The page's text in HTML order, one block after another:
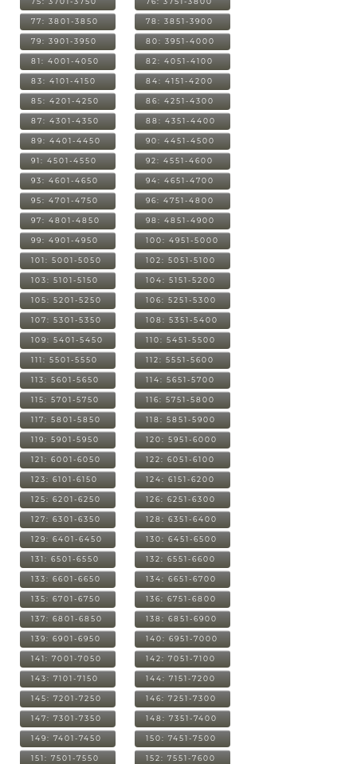
77: 3801-3850 78: 3851-3900
79: 3901-3950 80: 3951-4000
81: 4001-4050 82: 4051-4100
83: 4101-4150 84: 4151-4200
85: 4201-4250 86: 4251-4300
87: 4301-4350 88: 4351-4400
89: 4401-4450 90: 4451-4500
91: 4501-4550 92: 4551-4600
93: 4601-4650 94: 4651-4700
95: 4701-4750 96: 4751-4800
97: 4801-4850 98: 4851-4900
99: 4901-4950 100: 4951-5000
101: 5001-5050 102: 5051-5100
103: 5101-5150 104: 5151-5200
105: 5201-5250 106: 5251-5300
107: 5301-5350 108: 5351-5400
109: 5401-5450 110: 5451-5500
111: 5501-5550 112: 5551-5600
113: 5601-5650 114: 5651-5700
115: 5701-5750 116: 5751-5800
117: 5801-5850 118: 5851-5900
119: 5901-5950 120: 5951-6000
121: 6001-6050 122: 6051-6100
123: 6101-6150 124: 6151-6200
125: 6201-6250 126: 6251-6300
127: 6301-6350 128: 6351-6400
129: 6401-6450 130: 6451-6500
131: 6501-6550 132: 6551-6600
133: 6601-6650 134: 6651-6700
135: 6701-6750 136: 6751-6800
137: 6801-6850 138: 6851-6900
139: 6901-6950 140: 6951-7000
141: 7001-7050 142: 7051-7100
143: 7101-7150 144: 7151-7200
145: 7201-7250 146: 7251-7300
147: 7301-7350 148: 7351-7400
149: 7401-7450 150: 7451-7500
151: 7501-7550 152: 7551-7600